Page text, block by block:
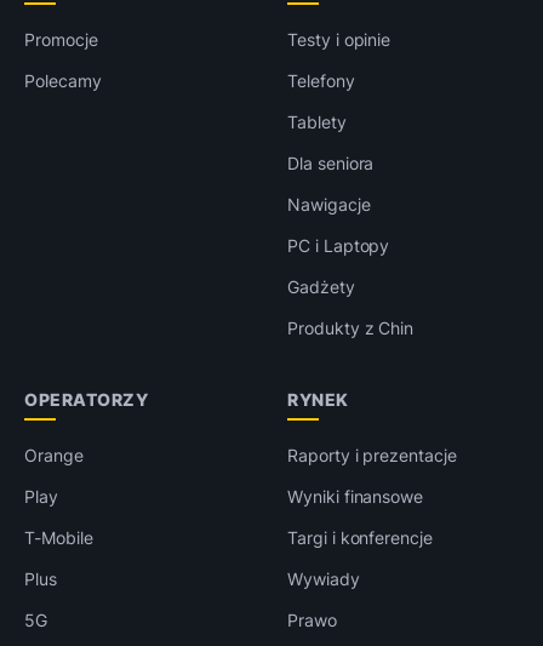
Promocje
Polecamy
Testy i opinie
Telefony
Tablety
Dla seniora
Nawigacje
PC i Laptopy
Gadżety
Produkty z Chin
OPERATORZY
Orange
Play
T-Mobile
Plus
5G
RYNEK
Raporty i prezentacje
Wyniki finansowe
Targi i konferencje
Wywiady
Prawo